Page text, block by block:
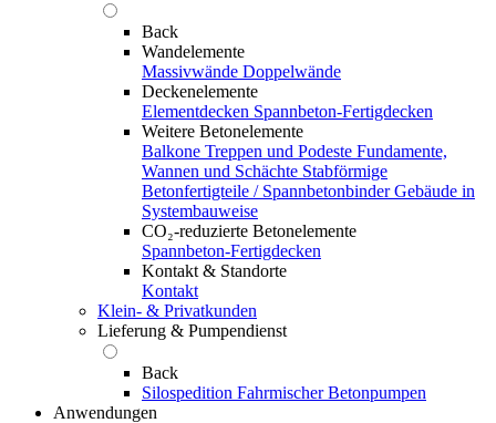
Back
Wandelemente
Massivwände Doppelwände
Deckenelemente
Elementdecken Spannbeton-Fertigdecken
Weitere Betonelemente
Balkone Treppen und Podeste Fundamente,
Wannen und Schächte Stabförmige
Betonfertigteile / Spannbetonbinder Gebäude in
Systembauweise
CO₂-reduzierte Betonelemente
Spannbeton-Fertigdecken
Kontakt & Standorte
Kontakt
Klein- & Privatkunden
Lieferung & Pumpendienst
Back
Silospedition Fahrmischer Betonpumpen
Anwendungen